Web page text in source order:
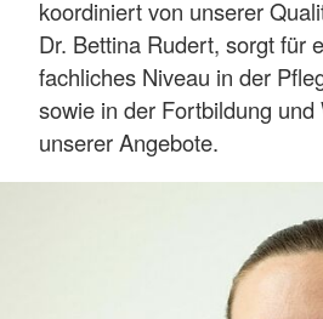
koordiniert von unserer
Dr. Bettina Rudert, sorgt für
fachliches Niveau in der
sowie in der Fortbildung und
unserer Angebote.